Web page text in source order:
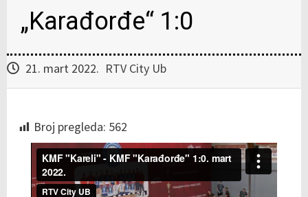
„Karađorđe“ 1:0
21. mart 2022. RTV City Ub
Broj pregleda: 562